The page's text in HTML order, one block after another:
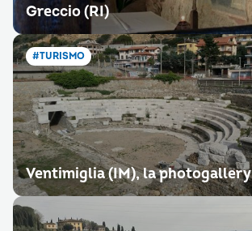
Greccio (RI)
#TURISMO
Ventimiglia (IM), la photogallery